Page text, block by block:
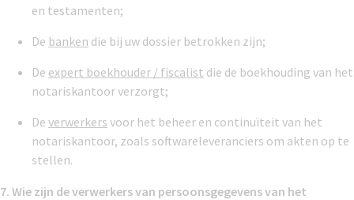
en testamenten;
De banken die bij uw dossier betrokken zijn;
De expert boekhouder / fiscalist die de boekhouding van het
notariskantoor verzorgt;
De verwerkers voor het beheer en continuïteit van het
notariskantoor, zoals softwareleveranciers om akten op te
stellen.
7. Wie zijn de verwerkers van persoonsgegevens van het